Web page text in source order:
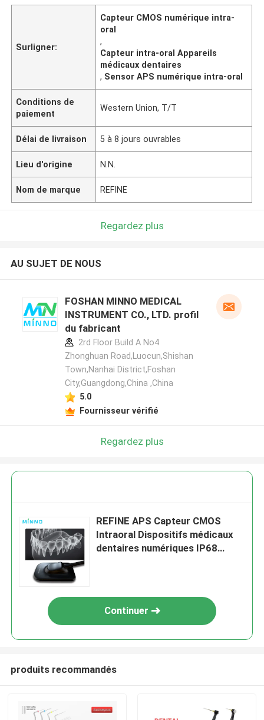
Surligner:
Capteur CMOS numérique intra-
oral
,
Capteur intra-oral Appareils
médicaux dentaires
, Sensor APS numérique intra-oral
Conditions de
paiement
Western Union, T/T
Délai de livraison 5 à 8 jours ouvrables
Lieu d'origine N.N.
Nom de marque REFINE
Regardez plus
AU SUJET DE NOUS
FOSHAN MINNO MEDICAL
INSTRUMENT CO., LTD. profil
du fabricant
2rd Floor Build A No4
Zhonghuan Road,Luocun,Shishan
Town,Nanhai District,Foshan
City,Guangdong,China ,China
5.0
Fournisseur vérifié
Regardez plus
REFINE APS Capteur CMOS
Intraoral Dispositifs médicaux
dentaires numériques IP68
Continuer
produits recommandés